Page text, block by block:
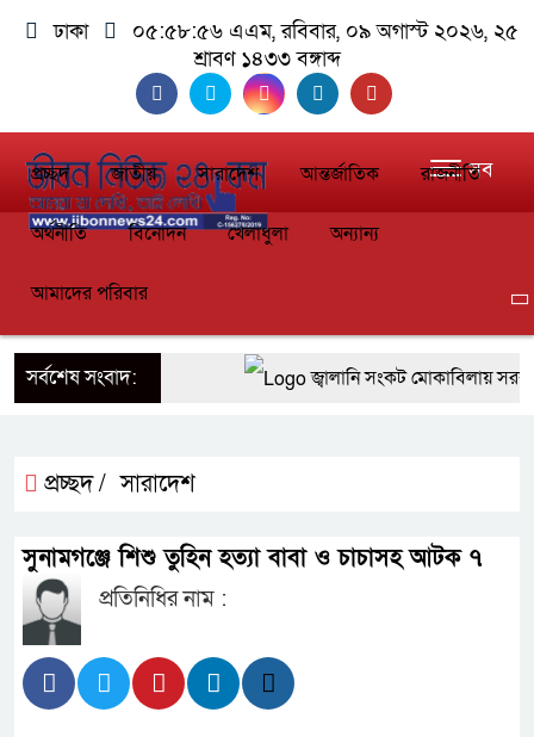
ঢাকা ০৫:৫৮:৫৭ এএম, রবিবার, ০৯ অগাস্ট ২০২৬, ২৫
শ্রাবণ ১৪৩৩ বঙ্গাব্দ
প্রচ্ছদ জাতীয় সারাদেশ আন্তর্জাতিক রাজনীতি
অর্থনীতি বিনোদন খেলাধুলা অন্যান্য
আমাদের পরিবার
সব
সর্বশেষ সংবাদ:
জ্বালানি সংকট মোকাবিলায় সরকার
প্রচ্ছদ / সারাদেশ
সুনামগঞ্জে শিশু তুহিন হত্যা বাবা ও চাচাসহ আটক ৭
প্রতিনিধির নাম :